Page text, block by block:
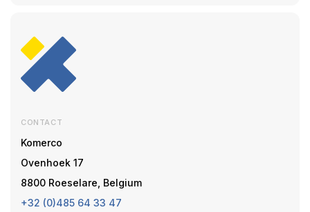
CONTACT
Komerco
Ovenhoek 17
8800 Roeselare, Belgium
+32 (0)485 64 33 47